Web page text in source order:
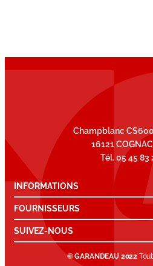
Champblanc
16121
Tél. 05 45 83
INFORMATIONS
FOURNISSEURS
SUIVEZ-NOUS
© GARANDEAU 2022